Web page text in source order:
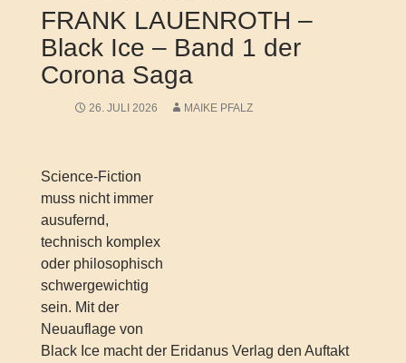
FRANK LAUENROTH –
Black Ice – Band 1 der
Corona Saga
26. JULI 2026 MAIKE PFALZ
Science-Fiction
muss nicht immer
ausufernd,
technisch komplex
oder philosophisch
schwergewichtig
sein. Mit der
Neuauflage von
Black Ice macht der Eridanus Verlag den Auftakt